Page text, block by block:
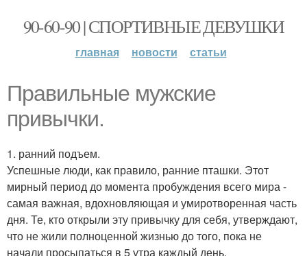
90-60-90 | СПОРТИВНЫЕ ДЕВУШКИ
главная новости статьи
Правильные мужские
привычки.
1. ранний подъем.
Успешные люди, как правило, ранние пташки. Этот
мирный период до момента пробуждения всего мира -
самая важная, вдохновляющая и умиротворенная часть
дня. Те, кто открыли эту привычку для себя, утверждают,
что не жили полноценной жизнью до того, пока не
начали просыпаться в 5 утра каждый день.